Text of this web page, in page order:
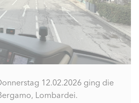
12.02.2026 ging die
Lombardei.